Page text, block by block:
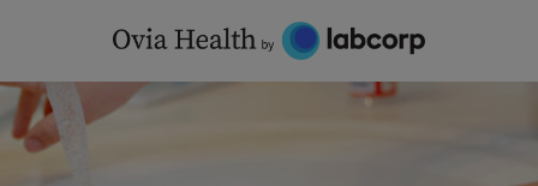
content